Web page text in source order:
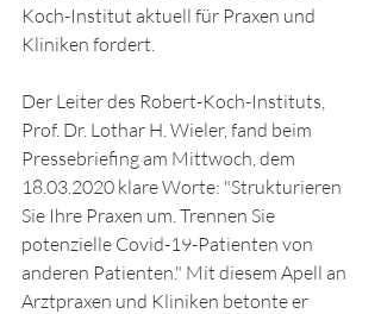
Koch-Institut aktuell für Praxen und
Kliniken fordert.
Der Leiter des Robert-Koch-Instituts,
Prof. Dr. Lothar H. Wieler, fand beim
Pressebriefing am Mittwoch, dem
18.03.2020 klare Worte: "Strukturieren
Sie Ihre Praxen um. Trennen Sie
potenzielle Covid-19-Patienten von
anderen Patienten." Mit diesem Apell an
Arztpraxen und Kliniken betonte er